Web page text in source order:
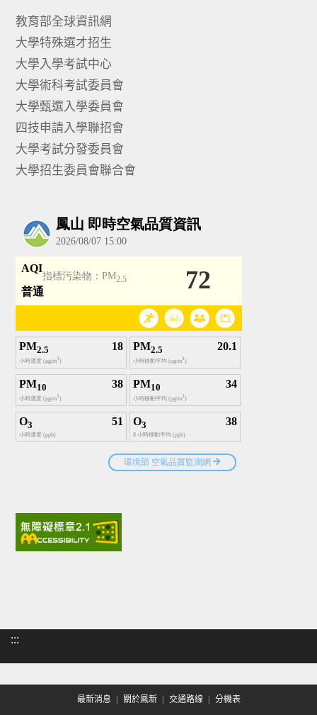
教育部全球資訊網
大學特殊選才招生
大學入學考試中心
大學術科考試委員會
大學甄選入學委員會
四技申請入學聯招會
大學考試分發委員會
大學招生委員會聯合會
:::
最新消息 關於鳳新 交通路線 分機表